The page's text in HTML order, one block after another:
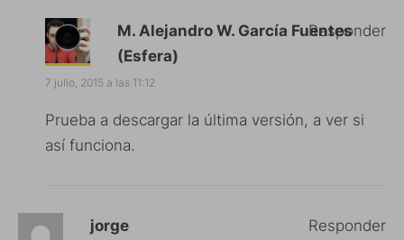
M. Alejandro W. García Fuentes
(Esfera)
7 julio, 2015 a las 11:12
Prueba a descargar la última versión, a ver si
así funciona.
Responder
jorge Responder